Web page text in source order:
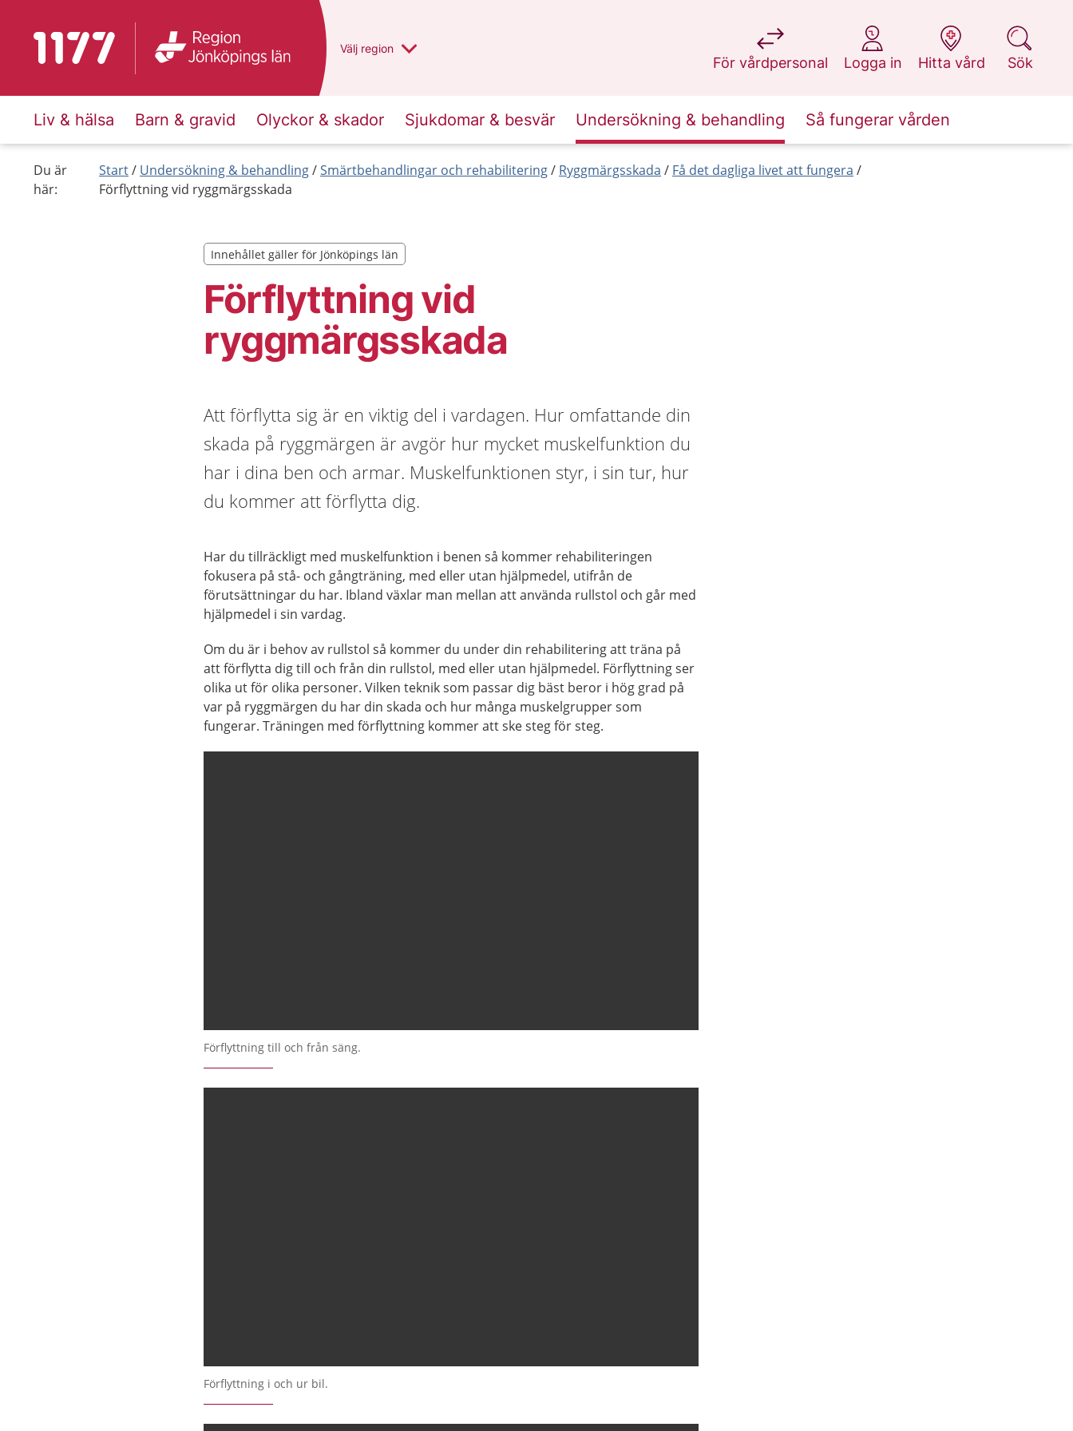
Till startsidan för 1177 Du har valt region
Välj en annan
region
För vårdpersonal
på 1177.se
Logga in
på 1177.se
Hitta vård
på 1177.se
Sök
på 1177.se
Liv & hälsa Barn & gravid Olyckor & skador Sjukdomar & besvär Undersökning & behandling Så fungerar vården
Du är
här:
Start Undersökning & behandling Smärtbehandlingar och rehabilitering Ryggmärgsskada
Få det dagliga livet att fungera
Förflyttning vid ryggmärgsskada
Förflyttning vid
ryggmärgsskada
Innehållet gäller för Jönköpings län
Innehållet gäller för Jönköpings län
Att förflytta sig är en viktig del i vardagen. Hur omfattande din
skada på ryggmärgen är avgör hur mycket muskelfunktion du
har i dina ben och armar. Muskelfunktionen styr, i sin tur, hur
du kommer att förflytta dig.
Har du tillräckligt med muskelfunktion i benen så kommer rehabiliteringen
fokusera på stå- och gångträning, med eller utan hjälpmedel, utifrån de
förutsättningar du har. Ibland växlar man mellan att använda rullstol och går med
hjälpmedel i sin vardag.
Om du är i behov av rullstol så kommer du under din rehabilitering att träna på
att förflytta dig till och från din rullstol, med eller utan hjälpmedel. Förflyttning ser
olika ut för olika personer. Vilken teknik som passar dig bäst beror i hög grad på
var på ryggmärgen du har din skada och hur många muskelgrupper som
fungerar. Träningen med förflyttning kommer att ske steg för steg.
Förflyttning till och från säng.
Förflyttning i och ur bil.